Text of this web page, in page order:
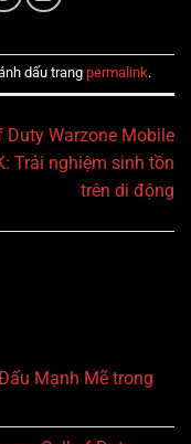
dấu trangpermalink.
Duty Warzone Mobile
Trải nghiệm sinh tồn
trên di động
Mạnh Mẽ trong